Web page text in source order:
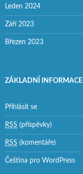
Leden 2024
Září 2023
Březen 2023
ZÁKLADNÍ INFORMACE
Přihlásit se
RSS (příspěvky)
RSS (komentáře)
Čeština pro WordPress